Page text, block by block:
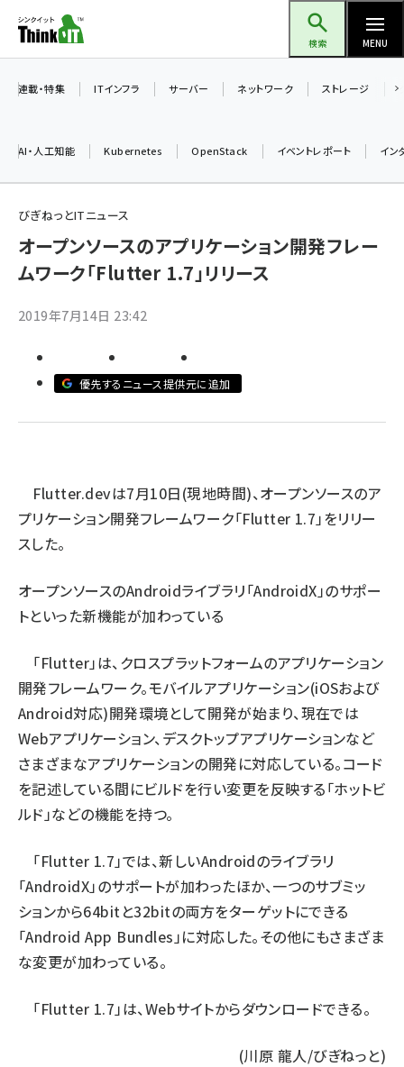
ン
ツ
検索 MENU
加藤銘のチーム貢献～仲間と築いた勝利の絆～ (2329)
iot女子会 (2295)
genai (1494)
連載・特集 ITインフラ サーバー ネットワーク ストレージ
AI・人工知能 Kubernetes OpenStack イベントレポート イン
びぎねっとITニュース
オープンソースのアプリケーション開発フレー
ムワーク「Flutter 1.7」リリース
2019年7月14日 23:42
優先するニュース提供元に追加
Flutter.devは7月10日(現地時間)、オープンソースのア
プリケーション開発フレームワーク「Flutter 1.7」をリリー
スした。
オープンソースのAndroidライブラリ「AndroidX」のサポー
トといった新機能が加わっている
「Flutter」は、クロスプラットフォームのアプリケーション
開発フレームワーク。モバイルアプリケーション(iOSおよび
Android対応)開発環境として開発が始まり、現在では
Webアプリケーション、デスクトップアプリケーションなど
さまざまなアプリケーションの開発に対応している。コード
を記述している間にビルドを行い変更を反映する「ホットビ
ルド」などの機能を持つ。
「Flutter 1.7」では、新しいAndroidのライブラリ
「AndroidX」のサポートが加わったほか、一つのサブミッ
ションから64bitと32bitの両方をターゲットにできる
「Android App Bundles」に対応した。その他にもさまざま
な変更が加わっている。
「Flutter 1.7」は、Webサイトからダウンロードできる。
(川原 龍人/びぎねっと)